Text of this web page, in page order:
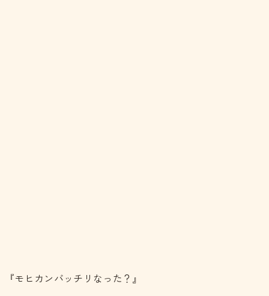
『モヒカンバッチリなった？』